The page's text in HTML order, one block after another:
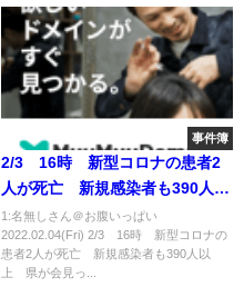
事件簿
2/3 16時 新型コロナの患者2
人が死亡 新規感染者も390人以
上 県が会見
1:名無しさん＠お腹いっぱい
2022.02.04(Fri) 2/3 16時 新型コロナの
患者2人が死亡 新規感染者も390人以
上 県が会見っ...